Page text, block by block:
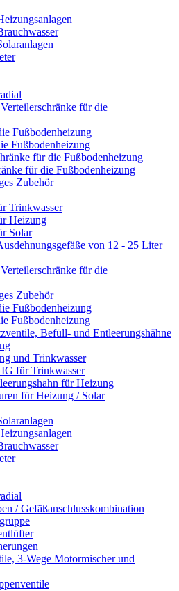
für die
Fußbodenheizung
Fußbodenheizung
für die Fußbodenheizung
für die Fußbodenheizung
Zubehör
Trinkwasser
Heizung
Solar
von 12 - 25 Liter
für die
Zubehör
Fußbodenheizung
Fußbodenheizung
Befüll- und Entleerungshähne
und Trinkwasser
für Trinkwasser
für Heizung
für Heizung / Solar
/ Gefäßanschlusskombination
3-Wege Motormischer und